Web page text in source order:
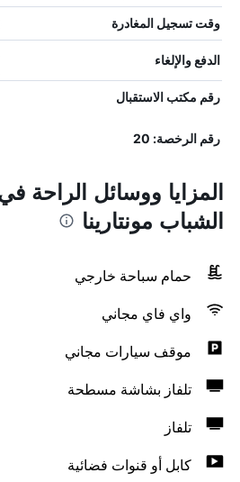
وقت تسجيل المغادرة
الدفع والإلغاء
رقم مكتب الاستقبال
رقم الرخصة: 20
المزايا ووسائل الراحة
الشباب مونتارينا
حمام سباحة خارجي
واي فاي مجاني
موقف سيارات مجاني
تلفاز بشاشة مسطحة
تلفاز
كابل أو قنوات فضائية